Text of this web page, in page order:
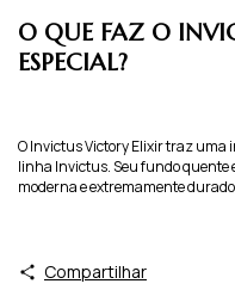
O QUE FAZ O
ESPECIAL?
O Invictus Victory Elixir traz uma
linha Invictus. Seu fundo quente
moderna e extremamente
Compartilhar